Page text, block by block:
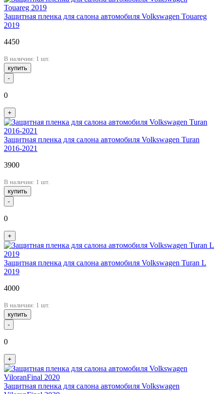
Защитная пленка для салона автомобиля Volkswagen Touareg
2019
4450
В наличии: 1 шт.
купить
-
0
+
Защитная пленка для салона автомобиля Volkswagen Turan
2016-2021
3900
В наличии: 1 шт.
купить
-
0
+
Защитная пленка для салона автомобиля Volkswagen Turan L
2019
4000
В наличии: 1 шт.
купить
-
0
+
Защитная пленка для салона автомобиля Volkswagen